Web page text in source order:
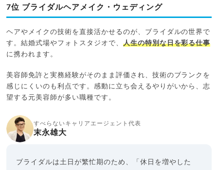
7位 ブライダルヘアメイク・ウェディング
ヘアやメイクの技術を直接活かせるのが、ブライダルの世界で
す。結婚式場やフォトスタジオで、 人生の特別な日を彩る仕事
に携われます。
美容師免許と実務経験がそのまま評価され、技術のブランクを
感じにくいのも利点です。感動に立ち会えるやりがいから、志
望する元美容師が多い職種です。
すべらないキャリアエージェント代表
末永雄大
ブライダルは土日が繁忙期のため、「休日を増やした